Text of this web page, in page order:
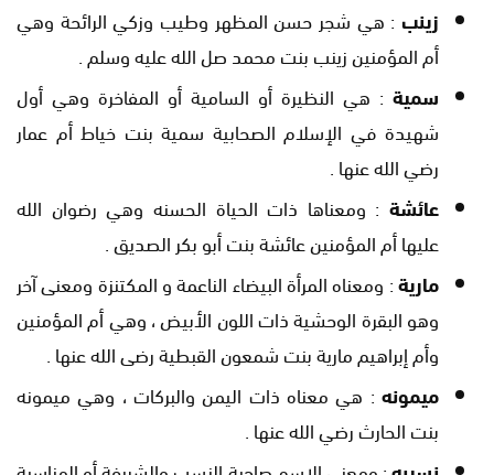
زينب : هي شجر حسن المظهر وطيب وزكي الرائحة وهي
أم المؤمنين زينب بنت محمد صل الله عليه وسلم .
سمية : هي النظيرة أو السامية أو المفاخرة وهي أول
شهيدة في الإسلام الصحابية سمية بنت خياط أم عمار
رضي الله عنها .
عائشة : ومعناها ذات الحياة الحسنه وهي رضوان الله
عليها أم المؤمنين عائشة بنت أبو بكر الصديق .
مارية: ومعناه المرأة البيضاء الناعمة و المكتنزة ومعنى آخر
وهو البقرة الوحشية ذات اللون الأبيض ، وهي أم المؤمنين
وأم إبراهيم مارية بنت شمعون القبطية رضى الله عنها .
ميمونه : هي معناه ذات اليمن والبركات ، وهي ميمونه
بنت الحارث رضي الله عنها .